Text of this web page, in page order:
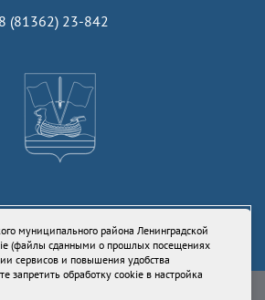
(81362) 23-842
ЭЛ № ФС77-73336 от 24 июля 2018
муниципального района Ленинградской
(файлы сданными о прошлых посещениях
сервисов и повышения удобства
запретить обработку cookie в настройка